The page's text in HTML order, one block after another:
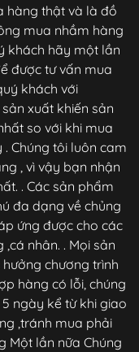
hàng thật và là đồ
mua nhầm hàng
khách hãy một lần
được tư vấn mua
khách với
xuất khiến sản
so với khi mua
Chúng tôi luôn cam
, vì vậy bạn nhận
. Các sản phẩm
đa dạng về chủng
ứng được cho các
nhân. . Mọi sản
chương trình
hàng có lỗi, chúng
ngày kể từ khi giao
,tránh mua phải
Một lần nữa Chúng